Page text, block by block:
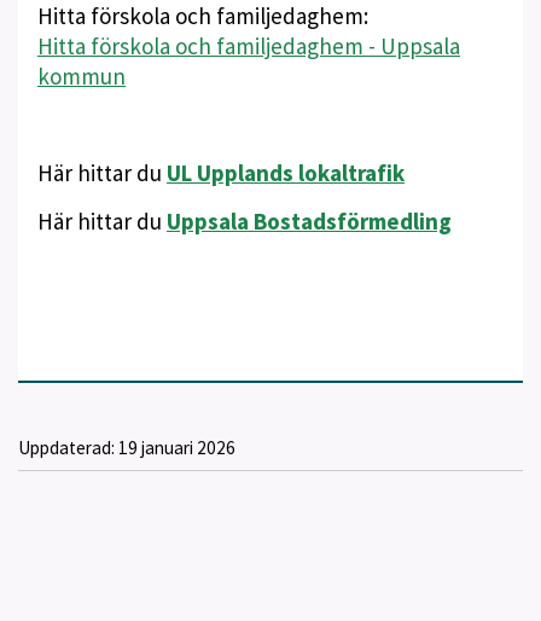
Hitta förskola och familjedaghem:
Hitta förskola och familjedaghem - Uppsala
kommun
Här hittar du UL Upplands lokaltrafik
Här hittar du Uppsala Bostadsförmedling
Uppdaterad: 19 januari 2026